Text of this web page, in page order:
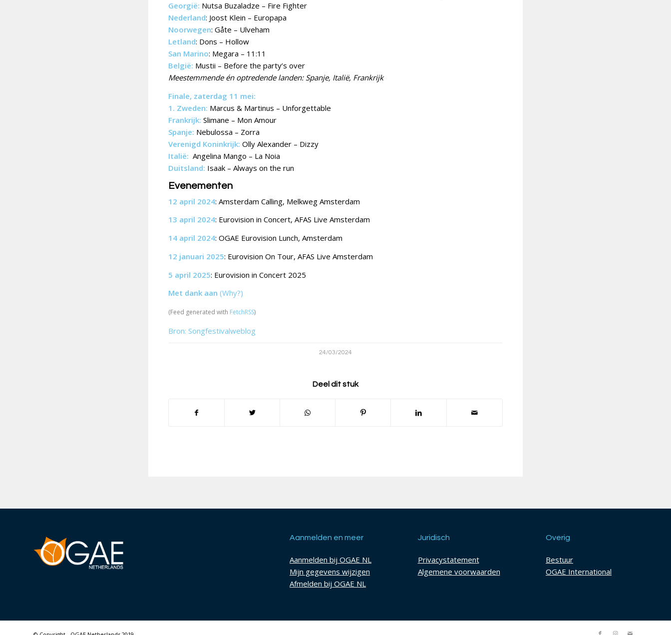
Georgië: Nutsa Buzaladze – Fire Fighter
Nederland: Joost Klein – Europapa
Noorwegen: Gåte – Ulveham
Letland: Dons – Hollow
San Marino: Megara – 11:11
België: Mustii – Before the party’s over
Meestemmende én optredende landen: Spanje, Italië, Frankrijk
Finale, zaterdag 11 mei:
1. Zweden: Marcus & Martinus – Unforgettable
Frankrijk: Slimane – Mon Amour
Spanje: Nebulossa – Zorra
Verenigd Koninkrijk: Olly Alexander – Dizzy
Italië: Angelina Mango – La Noia
Duitsland: Isaak – Always on the run
Evenementen
12 april 2024: Amsterdam Calling, Melkweg Amsterdam
13 april 2024: Eurovision in Concert, AFAS Live Amsterdam
14 april 2024: OGAE Eurovision Lunch, Amsterdam
12 januari 2025: Eurovision On Tour, AFAS Live Amsterdam
5 april 2025: Eurovision in Concert 2025
Met dank aan (Why?)
(Feed generated with FetchRSS)
Bron: Songfestivalweblog
24/03/2024
Deel dit stuk
Aanmelden en meer
Aanmelden bij OGAE NL
Mijn gegevens wijzigen
Afmelden bij OGAE NL
Juridisch
Privacystatement
Algemene voorwaarden
Overig
Bestuur
OGAE International